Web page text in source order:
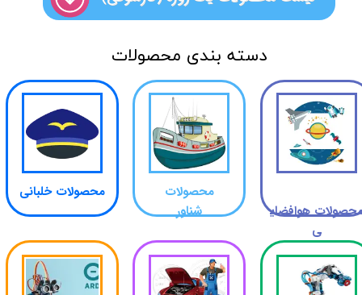
دسته بندی محصولات
هوافضای
ی
محصولات
شناور
محصولات خلبانی​​​​​​​